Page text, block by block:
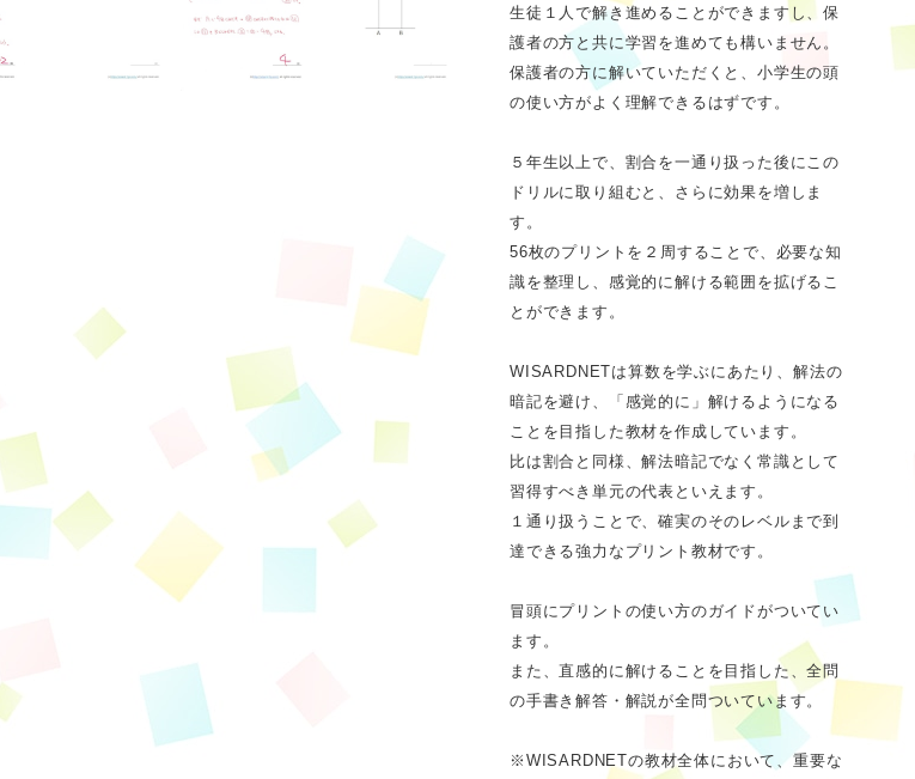
生徒１人で解き進めることができますし、保
護者の方と共に学習を進めても構いません。
保護者の方に解いていただくと、小学生の頭
の使い方がよく理解できるはずです。
５年生以上で、割合を一通り扱った後にこの
ドリルに取り組むと、さらに効果を増しま
す。
56枚のプリントを２周することで、必要な知
識を整理し、感覚的に解ける範囲を拡げるこ
とができます。
WISARDNETは算数を学ぶにあたり、解法の
暗記を避け、「感覚的に」解けるようになる
ことを目指した教材を作成しています。
比は割合と同様、解法暗記でなく常識として
習得すべき単元の代表といえます。
１通り扱うことで、確実のそのレベルまで到
達できる強力なプリント教材です。
冒頭にプリントの使い方のガイドがついてい
ます。
また、直感的に解けることを目指した、全問
の手書き解答・解説が全問ついています。
※WISARDNETの教材全体において、重要な